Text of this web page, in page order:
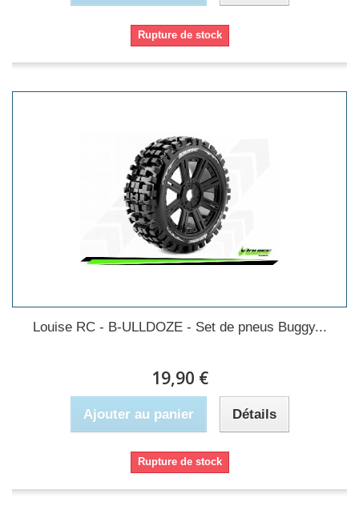
Rupture de stock
Louise RC - B-ULLDOZE - Set de pneus Buggy...
19,90 €
Ajouter au panier Détails
Rupture de stock